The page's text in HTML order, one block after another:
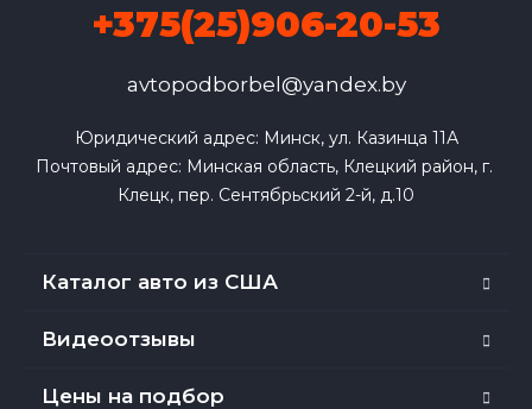
+375(25)906-20-53
avtopodborbel@yandex.by
Юридический адрес: Минск, ул. Казинца 11А
Почтовый адрес: Минская область, Клецкий район, г.
Клецк, пер. Сентябрьский 2-й, д.10
Каталог авто из США
Видеоотзывы
Цены на подбор